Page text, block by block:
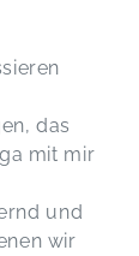
das
mit mir
und
wir